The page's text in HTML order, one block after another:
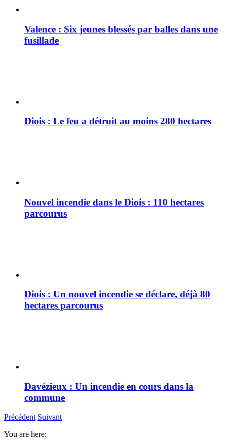
Valence : Six jeunes blessés par balles dans une
fusillade
Diois : Le feu a détruit au moins 280 hectares
Nouvel incendie dans le Diois : 110 hectares
parcourus
Diois : Un nouvel incendie se déclare, déjà 80
hectares parcourus
Davézieux : Un incendie en cours dans la
commune
Précédent Suivant
You are here: